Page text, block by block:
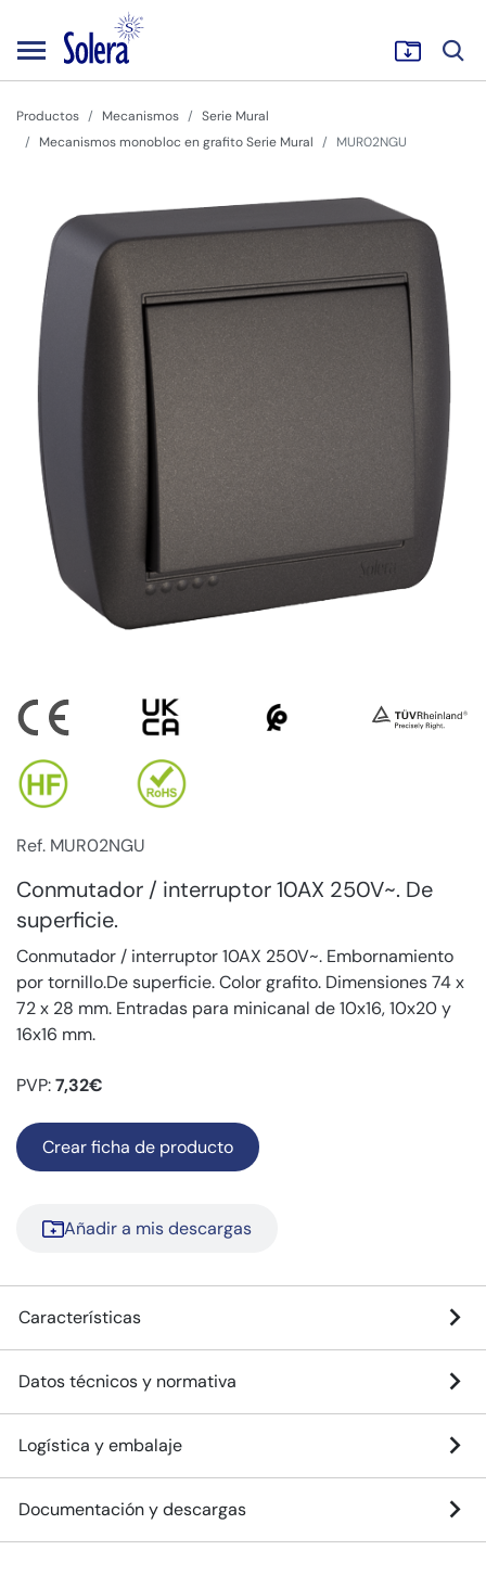
Productos Mecanismos
Serie Mural
Mecanismos monobloc en grafito Serie Mural
MUR02NGU
Ref. MUR02NGU
Conmutador / interruptor 10AX 250V~. De
superficie.
Conmutador / interruptor 10AX 250V~. Embornamiento
por tornillo.De superficie. Color grafito. Dimensiones 74 x
72 x 28 mm. Entradas para minicanal de 10x16, 10x20 y
16x16 mm.
PVP:7,32€
Crear ficha de producto
Añadir a mis descargas
Características
Datos técnicos y normativa
Logística y embalaje
Documentación y descargas